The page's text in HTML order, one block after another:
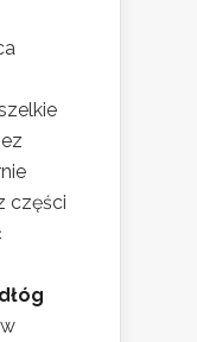
części